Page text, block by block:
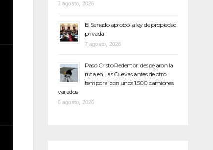
7 agosto, 2026
El Senado aprobó la ley de propiedad
privada
7 agosto, 2026
Paso Cristo Redentor: despejaron la
ruta en Las Cuevas antes de otro
temporal con unos 1.500 camiones
varados
6 agosto, 2026